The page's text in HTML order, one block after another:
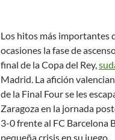
Los hitos más importantes
ocasiones la fase de
final de la Copa del Rey,
Madrid. La afición
de la Final Four se les
Zaragoza en la jornada
3-0 frente al FC Barcelona
pequeña crisis en su juego.